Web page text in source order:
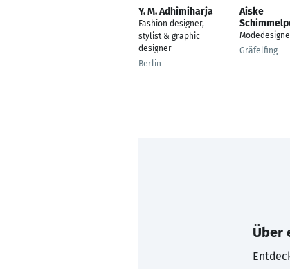
Y. M. Adhimiharja
Fashion designer,
stylist & graphic
designer
Berlin
Aiske
Gräfelfing
Über